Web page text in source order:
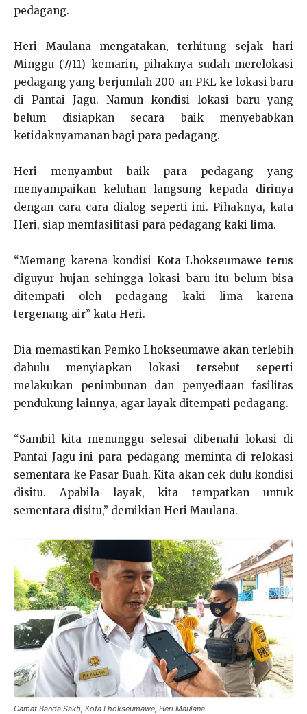
pedagang.
Heri Maulana mengatakan, terhitung sejak hari
Minggu (7/11) kemarin, pihaknya sudah merelokasi
pedagang yang berjumlah 200-an PKL ke lokasi baru
di Pantai Jagu. Namun kondisi lokasi baru yang
belum disiapkan secara baik menyebabkan
ketidaknyamanan bagi para pedagang.
Heri menyambut baik para pedagang yang
menyampaikan keluhan langsung kepada dirinya
dengan cara-cara dialog seperti ini. Pihaknya, kata
Heri, siap memfasilitasi para pedagang kaki lima.
“Memang karena kondisi Kota Lhokseumawe terus
diguyur hujan sehingga lokasi baru itu belum bisa
ditempati oleh pedagang kaki lima karena
tergenang air” kata Heri.
Dia memastikan Pemko Lhokseumawe akan terlebih
dahulu menyiapkan lokasi tersebut seperti
melakukan penimbunan dan penyediaan fasilitas
pendukung lainnya, agar layak ditempati pedagang.
“Sambil kita menunggu selesai dibenahi lokasi di
Pantai Jagu ini para pedagang meminta di relokasi
sementara ke Pasar Buah. Kita akan cek dulu kondisi
disitu. Apabila layak, kita tempatkan untuk
sementara disitu,” demikian Heri Maulana.
Camat Banda Sakti, Kota Lhokseumawe, Heri Maulana.